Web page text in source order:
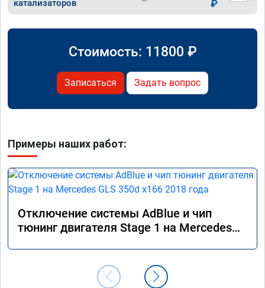
катализаторов
₽
Стоимость: 11800 ₽
Записаться Задать вопрос
Примеры наших работ:
Отключение системы AdBlue и чип
тюнинг двигателя Stage 1 на Mercedes